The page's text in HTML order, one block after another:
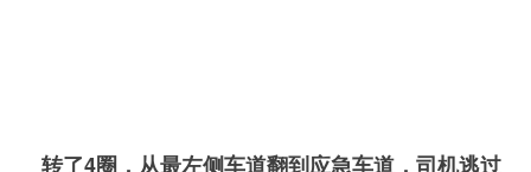
转了4圈，从最左侧车道翻到应急车道，司机逃过